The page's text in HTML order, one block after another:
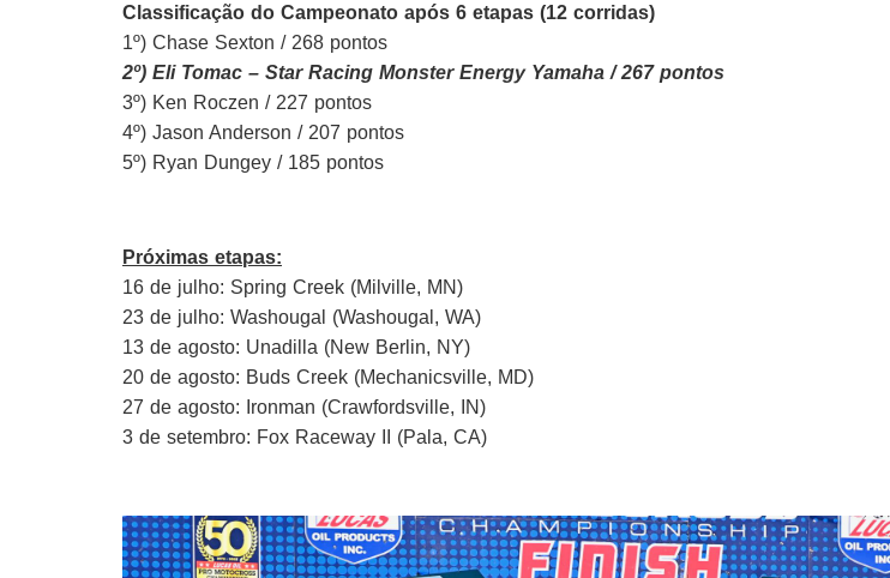
Classificação do Campeonato após 6 etapas (12 corridas)
1º) Chase Sexton / 268 pontos
2º) Eli Tomac – Star Racing Monster Energy Yamaha / 267 pontos
3º) Ken Roczen / 227 pontos
4º) Jason Anderson / 207 pontos
5º) Ryan Dungey / 185 pontos
Próximas etapas:
16 de julho: Spring Creek (Milville, MN)
23 de julho: Washougal (Washougal, WA)
13 de agosto: Unadilla (New Berlin, NY)
20 de agosto: Buds Creek (Mechanicsville, MD)
27 de agosto: Ironman (Crawfordsville, IN)
3 de setembro: Fox Raceway II (Pala, CA)